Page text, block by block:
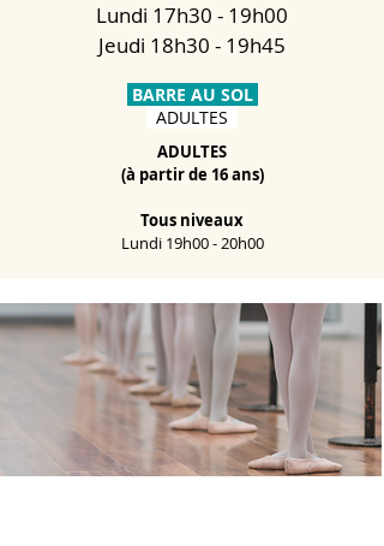
Lundi 17h30 - 19h00
Jeudi 18h30 - 19h45
BARRE AU SOL
ADULTES
ADULTES
(à partir de 16 ans)
Tous niveaux
Lundi 19h00 - 20h00